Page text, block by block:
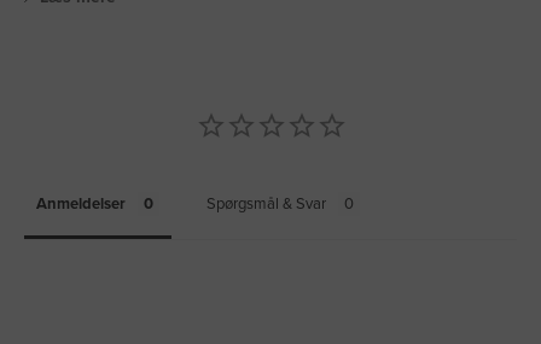
Anmeldelser Spørgsmål & Svar